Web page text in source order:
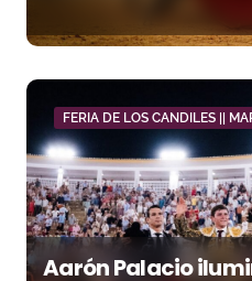
de luces ante los
FERIA DE LOS CANDILES ||
Aarón Palacio